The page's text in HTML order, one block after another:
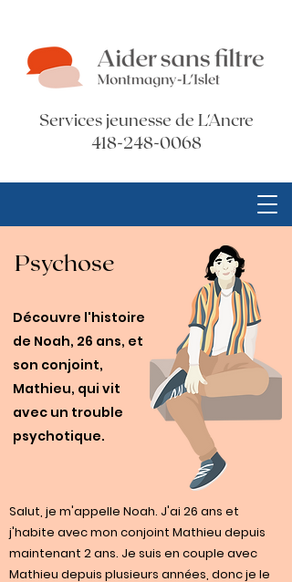
Services jeunesse de L'Ancre
418-248-0068
Psychose
Découvre l'histoire
de Noah, 26 ans, et
son conjoint,
Mathieu, qui vit
avec un trouble
psychotique.
Salut, je m'appelle Noah. J'ai 26 ans et
j'habite avec mon conjoint Mathieu depuis
maintenant 2 ans. Je suis en couple avec
Mathieu depuis plusieurs années, donc je le